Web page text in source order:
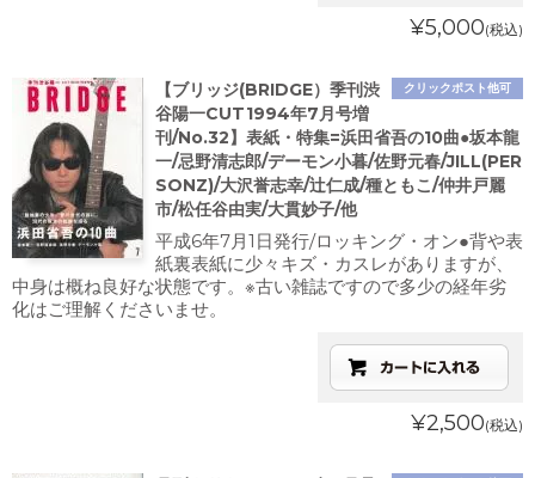
¥5,000(税込)
クリックポスト他可
【ブリッジ(BRIDGE）季刊渋
谷陽一CUT1994年7月号増
刊/No.32】表紙・特集=浜田省吾の10曲●坂本龍
一/忌野清志郎/デーモン小暮/佐野元春/JILL(PER
SONZ)/大沢誉志幸/辻仁成/種ともこ/仲井戸麗
市/松任谷由実/大貫妙子/他
平成6年7月1日発行/ロッキング・オン●背や表
紙裏表紙に少々キズ・カスレがありますが、
中身は概ね良好な状態です。※古い雑誌ですので多少の経年劣
化はご理解くださいませ。
¥2,500(税込)